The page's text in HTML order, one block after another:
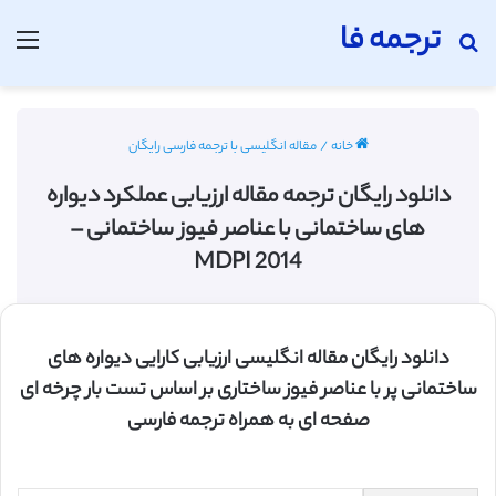
ترجمه فا
جستجو برای
خانه/مقاله انگلیسی با ترجمه فارسی رایگان
دانلود رایگان ترجمه مقاله ارزیابی عملکرد دیواره
های ساختمانی با عناصر فیوز ساختمانی –
MDPI 2014
دانلود رایگان مقاله انگلیسی ارزیابی کارایی دیواره های
ساختمانی پر با عناصر فیوز ساختاری بر اساس تست بار چرخه ای
صفحه ای به همراه ترجمه فارسی